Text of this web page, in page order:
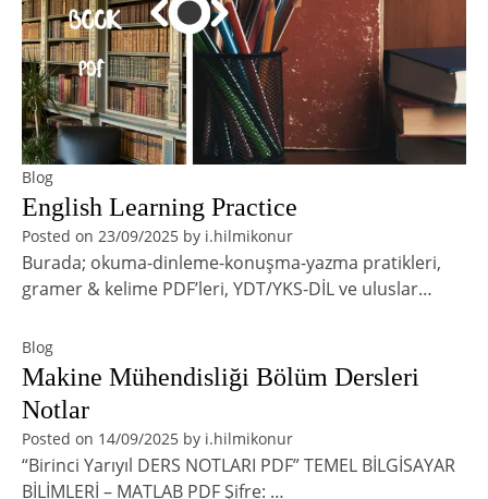
Blog
English Learning Practice
Posted on 23/09/2025 by i.hilmikonur
Burada; okuma-dinleme-konuşma-yazma pratikleri,
gramer & kelime PDF’leri, YDT/YKS-DİL ve uluslar…
Blog
Makine Mühendisliği Bölüm Dersleri
Notlar
Posted on 14/09/2025 by i.hilmikonur
“Birinci Yarıyıl DERS NOTLARI PDF” TEMEL BİLGİSAYAR
BİLİMLERİ – MATLAB PDF Şifre: …